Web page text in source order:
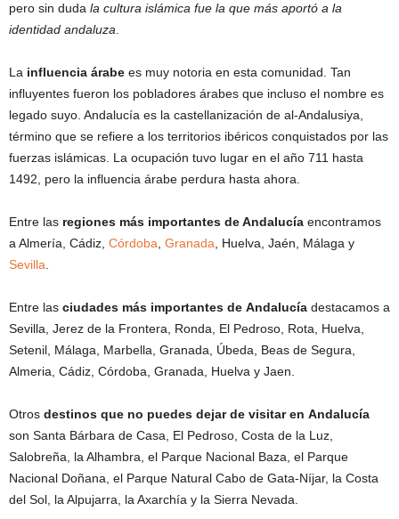
pero sin duda la cultura islámica fue la que más aportó a la
identidad andaluza
La influencia árabe es muy notoria en esta comunidad. Tan
influyentes fueron los pobladores árabes que incluso el nombre es
legado suyo. Andalucía es la castellanización de al-Andalusiya,
término que se refiere a los territorios ibéricos conquistados por las
fuerzas islámicas. La ocupación tuvo lugar en el año 711 hasta
1492, pero la influencia árabe perdura hasta ahora.
Entre las regiones más importantes de Andalucía encontramos
a Almería, Cádiz, Córdoba Granada , Huelva, Jaén, Málaga y
Sevilla
Entre las ciudades más importantes de Andalucía destacamos a
Sevilla, Jerez de la Frontera, Ronda, El Pedroso, Rota, Huelva,
Setenil, Málaga, Marbella, Granada, Úbeda, Beas de Segura,
Almeria, Cádiz, Córdoba, Granada, Huelva y Jaen.
Otros destinos que no puedes dejar de visitar en Andalucía
son Santa Bárbara de Casa, El Pedroso, Costa de la Luz,
Salobreña, la Alhambra, el Parque Nacional Baza, el Parque
Nacional Doñana, el Parque Natural Cabo de Gata-Níjar, la Costa
del Sol, la Alpujarra, la Axarchía y la Sierra Nevada.